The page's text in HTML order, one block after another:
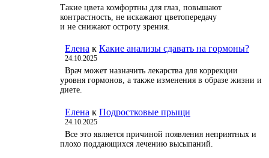
Такие цвета комфортны для глаз, повышают
контрастность, не искажают цветопередачу
и не снижают остроту зрения.
Елена к Какие анализы сдавать на гормоны?
24.10.2025
Врач может назначить лекарства для коррекции
уровня гормонов, а также изменения в образе жизни и
диете.
Елена к Подростковые прыщи
24.10.2025
Все это является причиной появления неприятных и
плохо поддающихся лечению высыпаний.